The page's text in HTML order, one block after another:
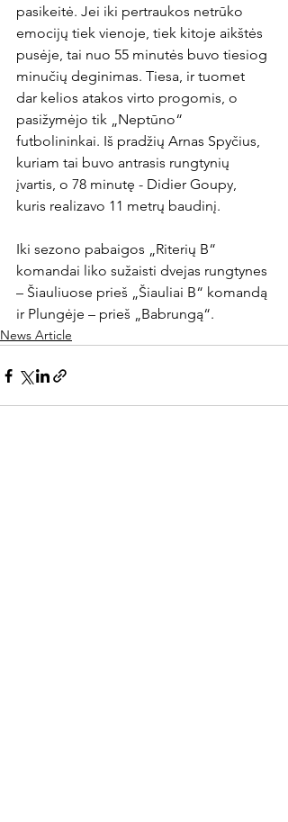
pasikeitė. Jei iki pertraukos netrūko
emocijų tiek vienoje, tiek kitoje aikštės
pusėje, tai nuo 55 minutės buvo tiesiog
minučių deginimas. Tiesa, ir tuomet
dar kelios atakos virto progomis, o
pasižymėjo tik „Neptūno“
futbolininkai. Iš pradžių Arnas Spyčius,
kuriam tai buvo antrasis rungtynių
įvartis, o 78 minutę - Didier Goupy,
kuris realizavo 11 metrų baudinį.
Iki sezono pabaigos „Riterių B“
komandai liko sužaisti dvejas rungtynes
– Šiauliuose prieš „Šiauliai B“ komandą
ir Plungėje – prieš „Babrungą“.
News Article